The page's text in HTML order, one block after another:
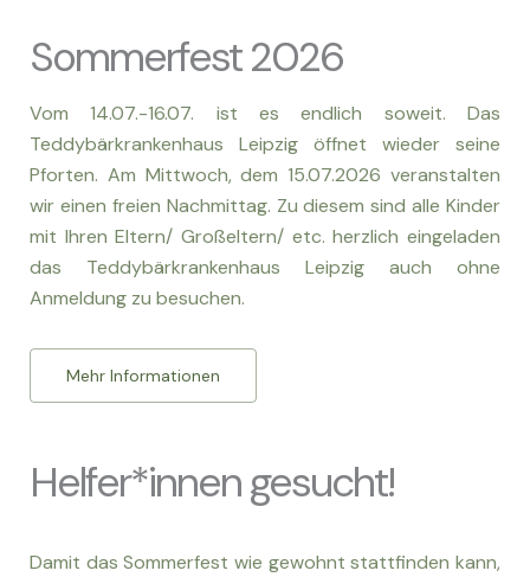
Sommerfest 2026
Vom 14.07.-16.07. ist es endlich soweit. Das
Teddybärkrankenhaus Leipzig öffnet wieder seine
Pforten. Am Mittwoch, dem 15.07.2026 veranstalten
wir einen freien Nachmittag. Zu diesem sind alle Kinder
mit Ihren Eltern/ Großeltern/ etc. herzlich eingeladen
das Teddybärkrankenhaus Leipzig auch ohne
Anmeldung zu besuchen.
Mehr Informationen
Helfer*innen gesucht!
Damit das Sommerfest wie gewohnt stattfinden kann,